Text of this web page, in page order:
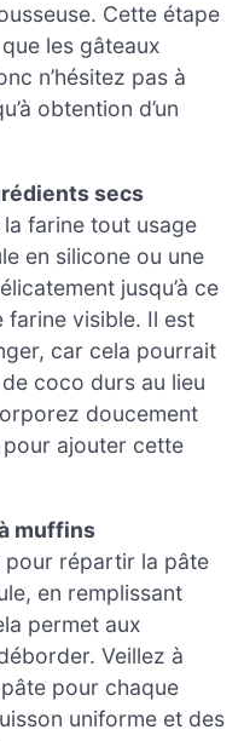
Cette étape
les gâteaux
n’hésitez pas à
obtention d’un
secs
farine tout usage
en silicone ou une
jusqu’à ce
farine visible. Il est
car cela pourrait
coco durs au lieu
doucement
ajouter cette
muffins
pour répartir la pâte
en remplissant
permet aux
Veillez à
pour chaque
uniforme et des